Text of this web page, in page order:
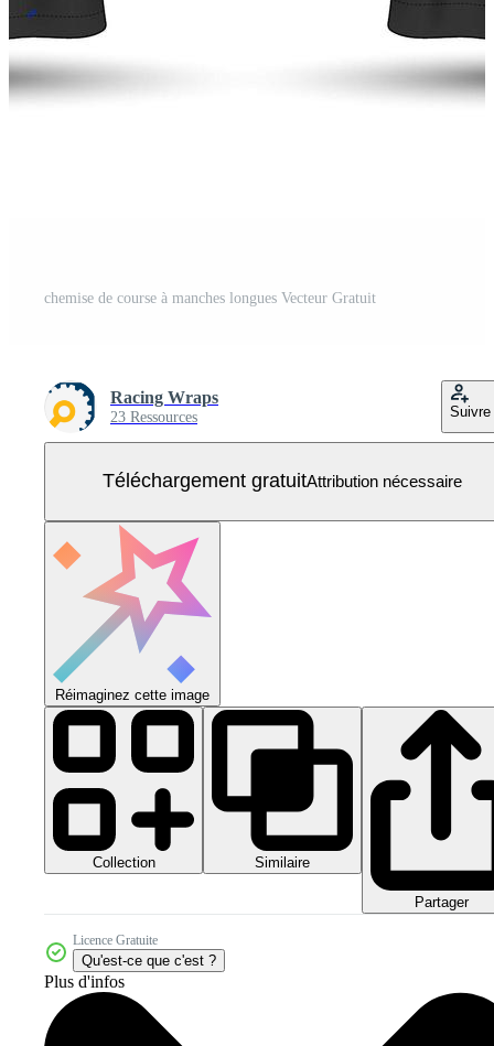
chemise de course à manches longues Vecteur Gratuit
Racing Wraps
23 Ressources Suivre
Téléchargement gratuitAttribution nécessaire
Réimaginez cette image
Collection Similaire
Partager
Licence Gratuite
Qu'est-ce que c'est ?
Plus d'infos